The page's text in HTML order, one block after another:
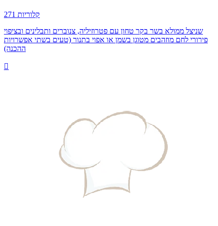
271 קלוריות
שניצל ממולא בשר בקר טחון עם פטרוזיליה, צנוברים ותבלינים ובציפוי
פירורי לחם מוזהבים מטוגן בשמן או אפוי בתנור (טעים בשתי אפשרויות
ההכנה)
